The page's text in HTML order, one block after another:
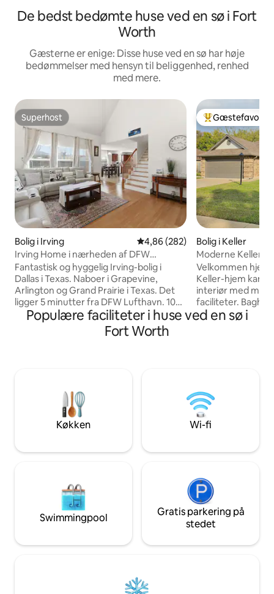
De bedst bedømte huse ved en sø i Fort
Worth
Gæsterne er enige: Disse huse ved en sø har høje
bedømmelser med hensyn til beliggenhed, renhed
med mere.
Superhost
Superhost
Bolig i Irving 4,86 ud af 5 i gennemsnitlig
4,86 (282)
Irving Home i nærheden af DFW
Lufthavn
Fantastisk og hyggelig Irving-bolig i
Dallas i Texas. Naboer i Grapevine,
Arlington og Grand Prairie i Texas. Det
ligger 5 minutter fra DFW Lufthavn. 10
minutter til Arlington AT&T og Life Globe
Stadium i verdensklasse. Boligen har en
familiestue med højt til loftet og
hegn, der giver privatliv, en havepavillon
og en basketballkurv. Leveres med
vaskemaskine/tørretumbler,
køkkenredskaber og
Bedste
Gæstefavorit
Bolig i Keller
Moderne Keller
stor baggård.
Velkommen
Keller-hjem kan
interiør med
faciliteter.
afslapning og
og picnicområder. Ideel til familier
grupper, der
komfort og
Populære faciliteter i huse ved en sø i
Fort Worth
Køkken Wi-fi
Swimmingpool
Gratis parkering på
stedet